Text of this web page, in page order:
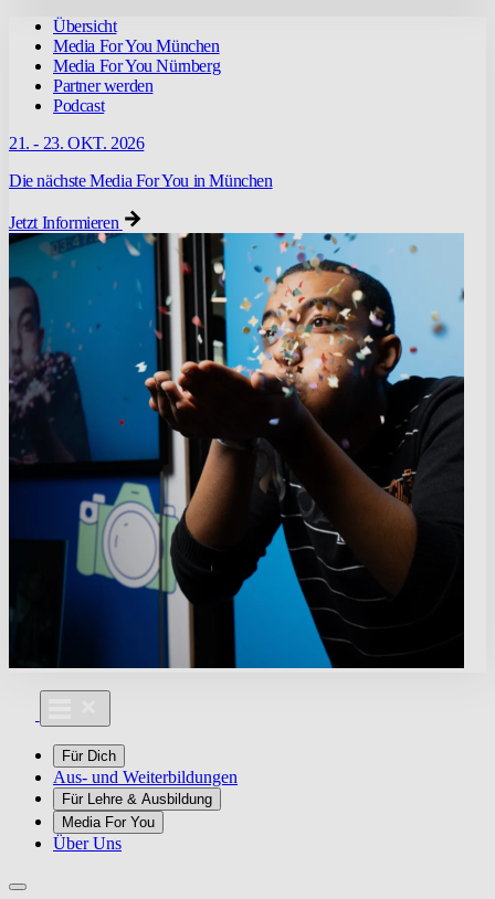
Übersicht
Media For You München
Media For You Nürnberg
Partner werden
Podcast
21. - 23. OKT. 2026
Die nächste Media For You in München
Jetzt Informieren
Für Dich
Aus- und Weiterbildungen
Für Lehre & Ausbildung
Media For You
Über Uns